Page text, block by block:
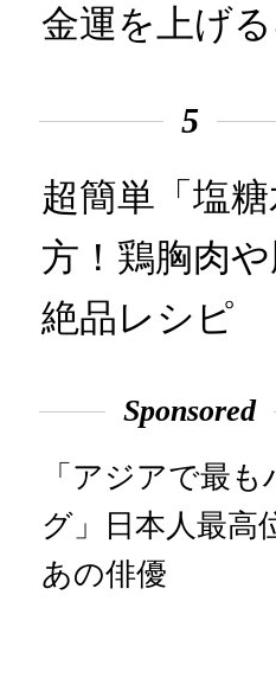
金運を上げ
5
超簡単「塩
方！鶏胸肉
絶品レシピ
Sponsored
「アジアで最
グ」日本人最高
あの俳優